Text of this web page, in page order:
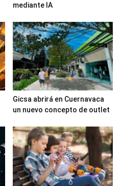
mediante IA
Gicsa abrirá en Cuernavaca
un nuevo concepto de outlet